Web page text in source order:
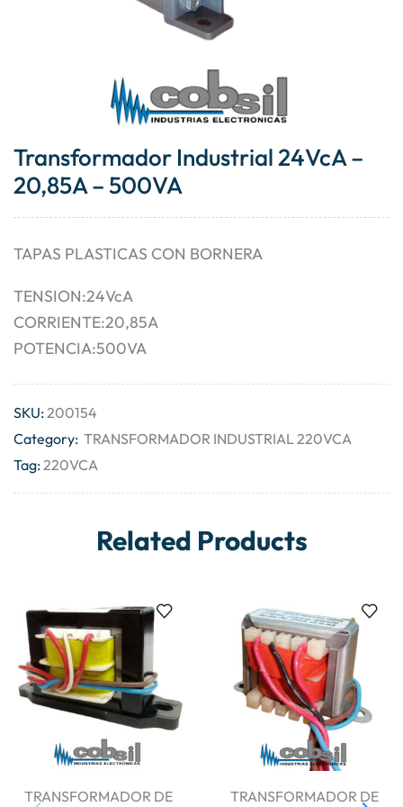
Transformador Industrial 24VcA –
20,85A – 500VA
TAPAS PLASTICAS CON BORNERA
TENSION:24VcA
CORRIENTE:20,85A
POTENCIA:500VA
SKU:200154
Category: TRANSFORMADOR INDUSTRIAL 220VCA
Tag:220VCA
Related Products
TRANSFORMADOR DE TRANSFORMADOR DE